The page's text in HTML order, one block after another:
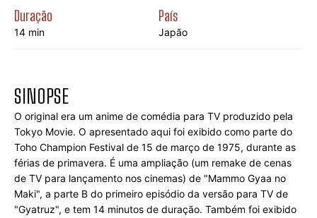
Duração
14 min
País
Japão
SINOPSE
O original era um anime de comédia para TV produzido pela
Tokyo Movie. O apresentado aqui foi exibido como parte do
Toho Champion Festival de 15 de março de 1975, durante as
férias de primavera. É uma ampliação (um remake de cenas
de TV para lançamento nos cinemas) de "Mammo Gyaa no
Maki", a parte B do primeiro episódio da versão para TV de
"Gyatruz", e tem 14 minutos de duração. Também foi exibido